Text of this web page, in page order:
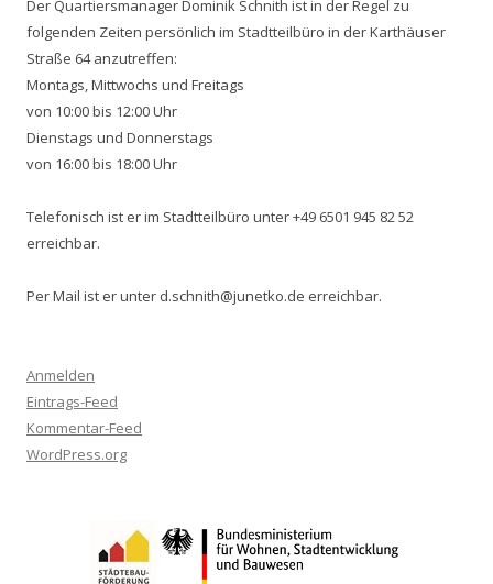
Der Quartiersmanager Dominik Schnith ist in der Regel zu
folgenden Zeiten persönlich im Stadtteilbüro in der Karthäuser
Straße 64 anzutreffen:
Montags, Mittwochs und Freitags
von 10:00 bis 12:00 Uhr
Dienstags und Donnerstags
von 16:00 bis 18:00 Uhr
Telefonisch ist er im Stadtteilbüro unter +49 6501 945 82 52
erreichbar.
Per Mail ist er unter d.schnith@junetko.de erreichbar.
Anmelden
Eintrags-Feed
Kommentar-Feed
WordPress.org